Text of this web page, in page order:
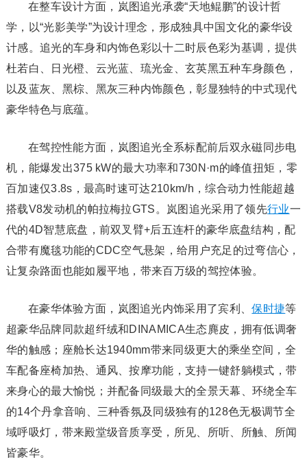
在整车设计方面，岚图追光承袭“天地鲲鹏”的设计哲
学，以“光影美学”为设计理念，形成独具中国文化的豪华设
计感。追光的车身和内饰色彩以十二时辰色彩为基调，提供
杜若白、日光橙、云光蓝、琉光金、玄英黑五种车身颜色，
以及蓝灰、黑棕、黑灰三种内饰颜色，彰显独特的中式现代
豪华特色与底蕴。
在驾控性能方面，岚图追光全系标配前后双永磁同步电
机，能爆发出375 kW的最大功率和730N·m的峰值扭矩，零
百加速仅3.8s，最高时速可达210km/h，综合动力性能超越
搭载V8发动机的帕拉梅拉GTS。岚图追光采用了领先行业一
代的4D智慧底盘，前双叉臂+后五连杆的豪华底盘结构，配
合带有魔毯功能的CDC空气悬架，给用户充足的过弯信心，
让复杂路面也能如履平地，带来百万级的驾控体验。
在豪华体验方面，岚图追光内饰采用了宾利、保时捷等
超豪华品牌同款超纤绒和DINAMICA生态麂皮，拥有低调奢
华的触感；座舱长达1940mm带来同级更大的乘坐空间，全
车配备座椅加热、通风、按摩功能，支持一键舒躺模式，带
来身心的最大愉悦；并配备同级最大的全景天幕、环绕全车
的14个丹拿音响、三种香氛及同级独有的128色无极调节全
域呼吸灯，带来殿堂级音质享受，所见、所听、所触、所闻
皆豪华。